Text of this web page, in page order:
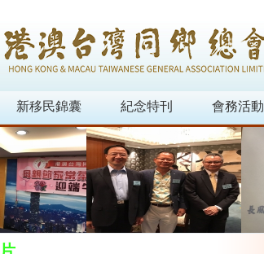
新移民錦囊 紀念特刊 會務活動